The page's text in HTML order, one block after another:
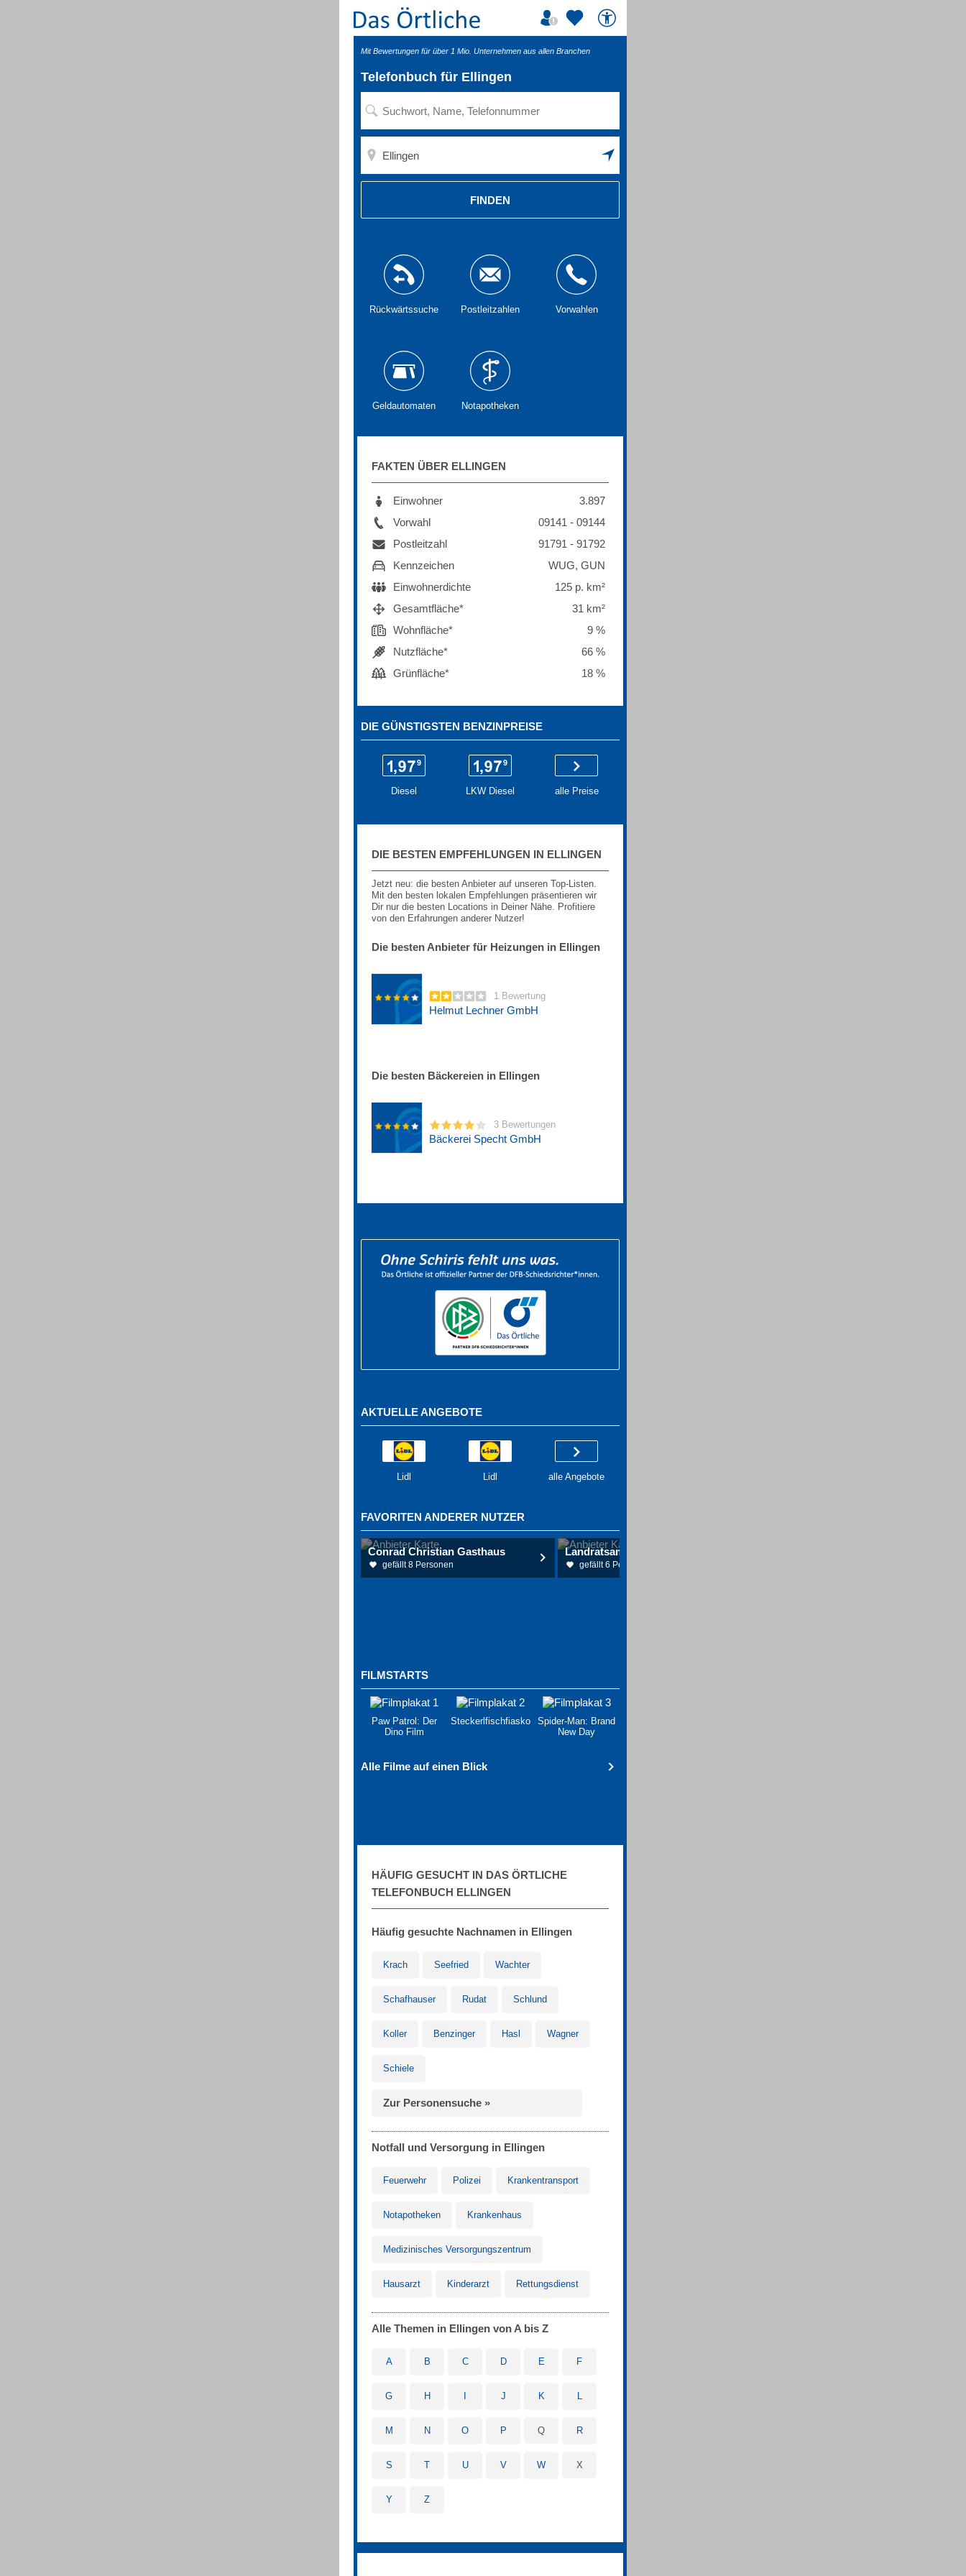
Mit Bewertungen für über 1 Mio. Unternehmen aus allen Branchen
Telefonbuch für Ellingen
FINDEN
Rückwärtssuche Postleitzahlen Vorwahlen
Geldautomaten Notapotheken
FAKTEN ÜBER ELLINGEN
Einwohner
3.897
Vorwahl
09141 - 09144
Postleitzahl
91791 - 91792
Kennzeichen
WUG, GUN
Einwohnerdichte
125 p. km²
Gesamtfläche*
31 km²
Wohnfläche*
9 %
Nutzfläche*
66 %
Grünfläche*
18 %
DIE GÜNSTIGSTEN BENZINPREISE
Diesel LKW Diesel alle Preise
DIE BESTEN EMPFEHLUNGEN IN ELLINGEN
Jetzt neu: die besten Anbieter auf unseren Top-Listen.
Mit den besten lokalen Empfehlungen präsentieren wir
Dir nur die besten Locations in Deiner Nähe. Profitiere
von den Erfahrungen anderer Nutzer!
Die besten Anbieter für Heizungen in Ellingen
1 Bewertung
Helmut Lechner GmbH
Die besten Bäckereien in Ellingen
3 Bewertungen
Bäckerei Specht GmbH
AKTUELLE ANGEBOTE
Lidl Lidl alle Angebote
FAVORITEN ANDERER NUTZER
Conrad Christian Gasthaus
gefällt 8 Personen
Landratsamt Weißenburg
gefällt 6 Personen
FILMSTARTS
Paw Patrol: Der
Dino Film
Steckerlfischfiasko
Spider-Man: Brand
New Day
Alle Filme auf einen Blick
HÄUFIG GESUCHT IN DAS ÖRTLICHE
TELEFONBUCH ELLINGEN
Häufig gesuchte Nachnamen in Ellingen
Krach Seefried Wachter
Schafhauser Rudat Schlund
Koller Benzinger Hasl Wagner
Schiele
Zur Personensuche »
Notfall und Versorgung in Ellingen
Feuerwehr Polizei Krankentransport
Notapotheken Krankenhaus
Medizinisches Versorgungszentrum
Hausarzt Kinderarzt Rettungsdienst
Alle Themen in Ellingen von A bis Z
A B C D E F
G H J K L
M N O P Q R
S T U V W X
Y Z